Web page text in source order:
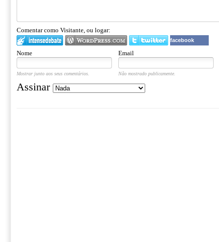
Comentar como Visitante, ou logar:
facebook
Nome Email
Mostrar junto aos seus comentários. Não mostrado publicamente.
Assinar